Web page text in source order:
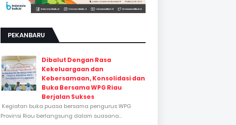
PEKANBARU
Dibalut Dengan Rasa
Kekeluargaan dan
Kebersamaan, Konsolidasi dan
Buka Bersama WPG Riau
Berjalan Sukses
Kegiatan buka puasa bersama pengurus WPG
Provinsi Riau berlangsung dalam suasana...